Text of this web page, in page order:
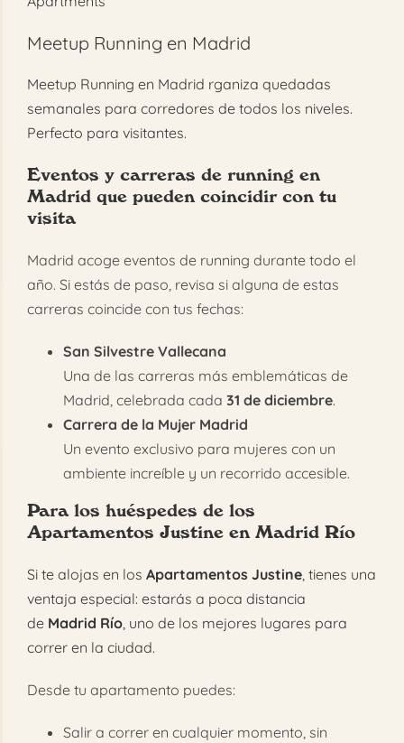
Meetup Running en Madrid
Meetup Running en Madrid rganiza quedadas
semanales para corredores de todos los niveles.
Perfecto para visitantes.
Eventos y carreras de running en
Madrid que pueden coincidir con tu
visita
Madrid acoge eventos de running durante todo el
año. Si estás de paso, revisa si alguna de estas
carreras coincide con tus fechas:
San Silvestre Vallecana
Una de las carreras más emblemáticas de
Madrid, celebrada cada 31 de diciembre.
Carrera de la Mujer Madrid
Un evento exclusivo para mujeres con un
ambiente increíble y un recorrido accesible.
Para los huéspedes de los
Apartamentos Justine en Madrid Río
Si te alojas en los Apartamentos Justine, tienes una
ventaja especial: estarás a poca distancia
de Madrid Río, uno de los mejores lugares para
correr en la ciudad.
Desde tu apartamento puedes:
Salir a correr en cualquier momento, sin